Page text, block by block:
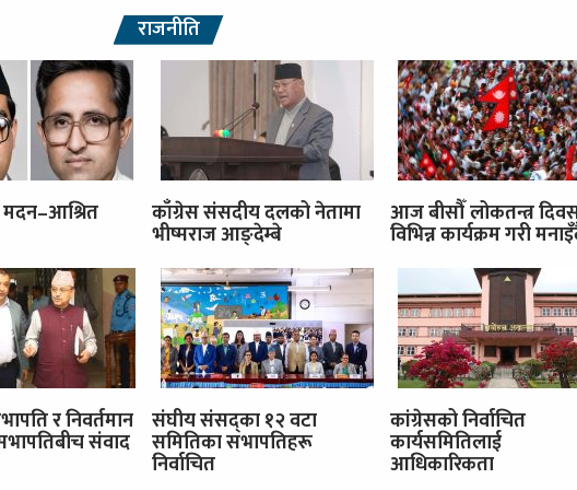
राजनीति
काँग्रेस संसदीय दलको नेतामा
भीष्मराज आङ्देम्बे
आज बीसौँ लोकतन्त्र
विभिन्न कार्यक्रम गरी
र निवर्तमान
संवाद
संघीय संसद्का १२ वटा
समितिका सभापतिहरू
निर्वाचित
कांग्रेसको निर्वाचित
कार्यसमितिलाई
आधिकारिकता